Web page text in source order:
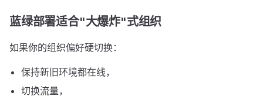
蓝绿部署适合"大爆炸"式组织
如果你的组织偏好硬切换：
保持新旧环境都在线，
切换流量，